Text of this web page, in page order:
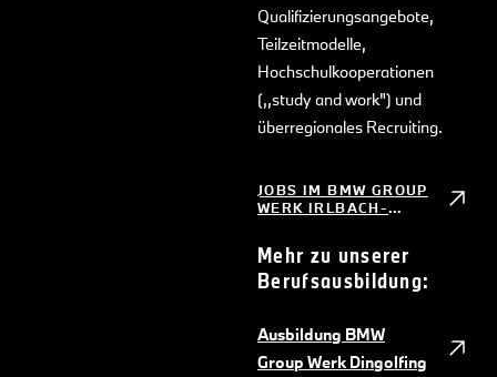
Qualifizierungsangebote,
Teilzeitmodelle,
Hochschulkooperationen
(,,study and work") und
überregionales Recruiting.
JOBS IM BMW GROUP
WERK IRLBACH-
Mehr zu unserer
Berufsausbildung:
Ausbildung BMW
Group Werk Dingolfing